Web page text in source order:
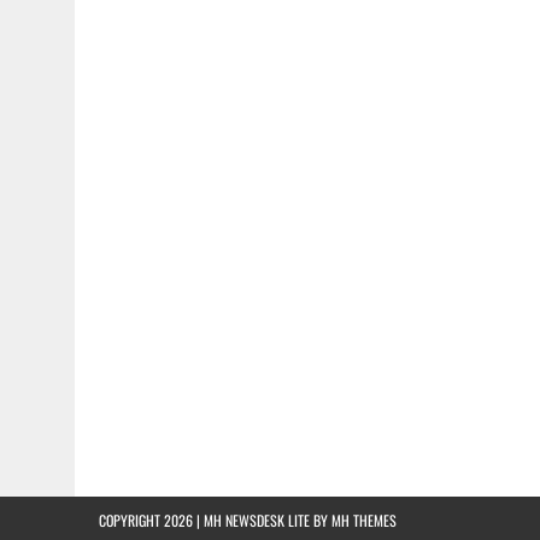
COPYRIGHT 2026 | MH NEWSDESK LITE BYMH THEMES